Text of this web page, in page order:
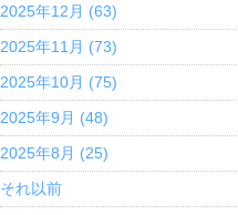
2025年12月 (63)
2025年11月 (73)
2025年10月 (75)
2025年9月 (48)
2025年8月 (25)
それ以前